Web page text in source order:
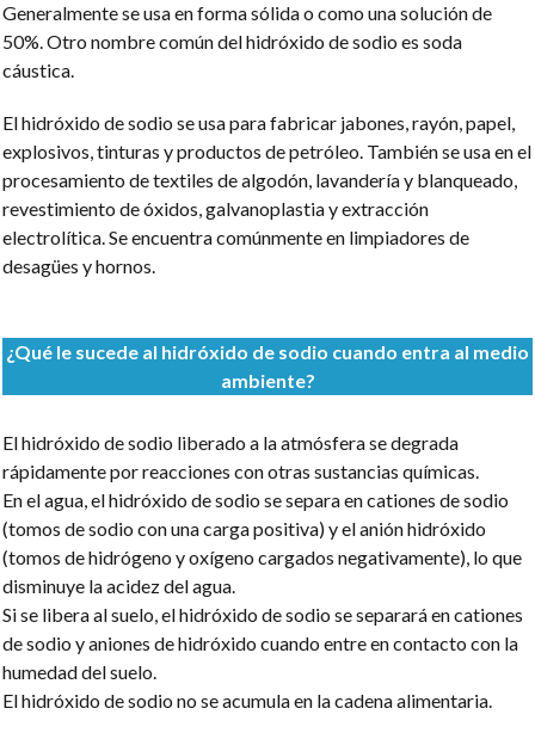
Generalmente se usa en forma sólida o como una solución de
50%. Otro nombre común del hidróxido de sodio es soda
cáustica.
El hidróxido de sodio se usa para fabricar jabones, rayón, papel,
explosivos, tinturas y productos de petróleo. También se usa en el
procesamiento de textiles de algodón, lavandería y blanqueado,
revestimiento de óxidos, galvanoplastia y extracción
electrolítica. Se encuentra comúnmente en limpiadores de
desagües y hornos.
¿Qué le sucede al hidróxido de sodio cuando entra al medio
ambiente?
El hidróxido de sodio liberado a la atmósfera se degrada
rápidamente por reacciones con otras sustancias químicas.
En el agua, el hidróxido de sodio se separa en cationes de sodio
(tomos de sodio con una carga positiva) y el anión hidróxido
(tomos de hidrógeno y oxígeno cargados negativamente), lo que
disminuye la acidez del agua.
Si se libera al suelo, el hidróxido de sodio se separará en cationes
de sodio y aniones de hidróxido cuando entre en contacto con la
humedad del suelo.
El hidróxido de sodio no se acumula en la cadena alimentaria.